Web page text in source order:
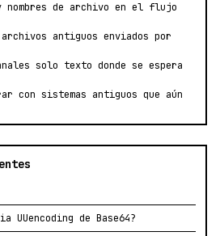
nombres de archivo en el flujo
antiguos enviados por
solo texto donde se espera
con sistemas antiguos que aún
UUencoding de Base64?